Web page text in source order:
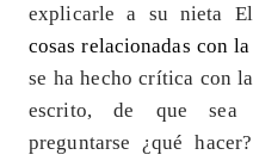
explicarle a su nieta
cosas relacionadas con
se ha hecho crítica con
escrito, de que sea
preguntarse ¿qué